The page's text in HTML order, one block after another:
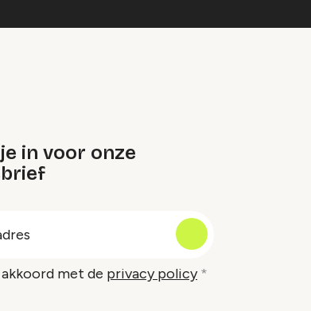
in voor onze
akkoord met de privacy policy